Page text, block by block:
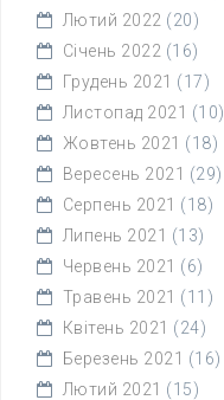
Лютий 2022 (20)
Січень 2022 (16)
Грудень 2021 (17)
Листопад 2021 (10)
Жовтень 2021 (18)
Вересень 2021 (29)
Серпень 2021 (18)
Липень 2021 (13)
Червень 2021 (6)
Травень 2021 (11)
Квітень 2021 (24)
Березень 2021 (16)
Лютий 2021 (15)